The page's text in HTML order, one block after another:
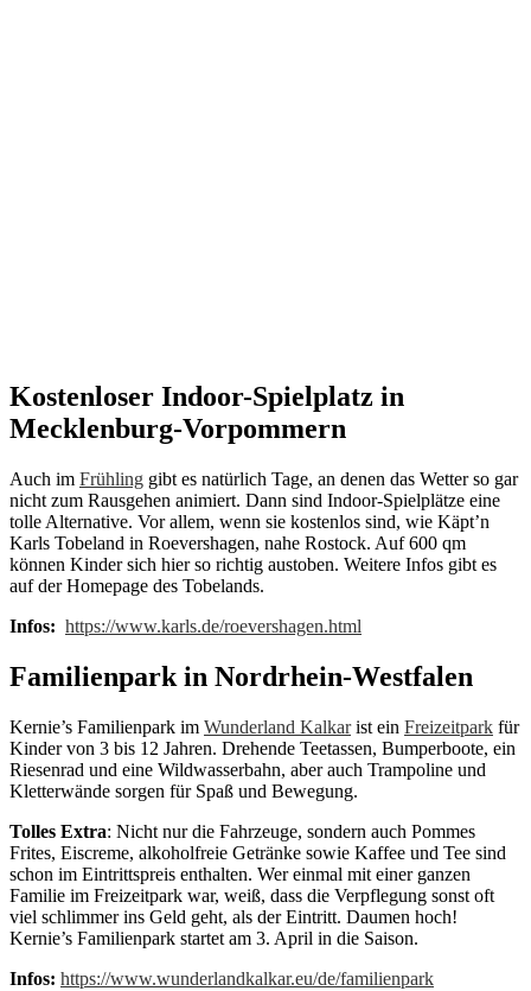
Kostenloser Indoor-Spielplatz in
Mecklenburg-Vorpommern
Auch im Frühling gibt es natürlich Tage, an denen das Wetter so gar
nicht zum Rausgehen animiert. Dann sind Indoor-Spielplätze eine
tolle Alternative. Vor allem, wenn sie kostenlos sind, wie Käpt’n
Karls Tobeland in Roevershagen, nahe Rostock. Auf 600 qm
können Kinder sich hier so richtig austoben. Weitere Infos gibt es
auf der Homepage des Tobelands.
Infos: https://www.karls.de/roevershagen.html
Familienpark in Nordrhein-Westfalen
Kernie’s Familienpark im Wunderland Kalkarist ein Freizeitpark für
Kinder von 3 bis 12 Jahren. Drehende Teetassen, Bumperboote, ein
Riesenrad und eine Wildwasserbahn, aber auch Trampoline und
Kletterwände sorgen für Spaß und Bewegung.
Tolles Extra: Nicht nur die Fahrzeuge, sondern auch Pommes
Frites, Eiscreme, alkoholfreie Getränke sowie Kaffee und Tee sind
schon im Eintrittspreis enthalten. Wer einmal mit einer ganzen
Familie im Freizeitpark war, weiß, dass die Verpflegung sonst oft
viel schlimmer ins Geld geht, als der Eintritt. Daumen hoch!
Kernie’s Familienpark startet am 3. April in die Saison.
Infos: https://www.wunderlandkalkar.eu/de/familienpark